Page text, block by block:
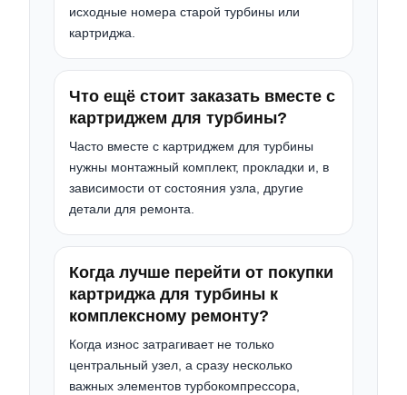
исходные номера старой турбины или
картриджа.
Что ещё стоит заказать вместе с
картриджем для турбины?
Часто вместе с картриджем для турбины
нужны монтажный комплект, прокладки и, в
зависимости от состояния узла, другие
детали для ремонта.
Когда лучше перейти от покупки
картриджа для турбины к
комплексному ремонту?
Когда износ затрагивает не только
центральный узел, а сразу несколько
важных элементов турбокомпрессора,